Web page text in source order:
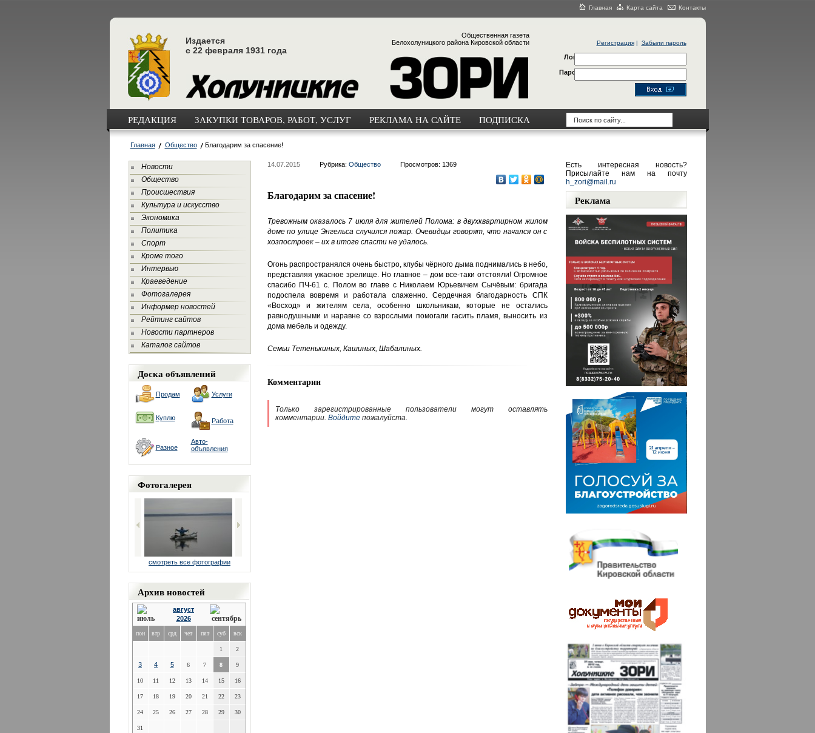
Главная Карта сайта Контакты
Издается
с 22 февраля 1931 года
Общественная газета
Белохолуницкого района Кировской области
Регистрация| Забыли пароль
Логин
Пароль
РЕДАКЦИЯ ЗАКУПКИ ТОВАРОВ, РАБОТ, УСЛУГ РЕКЛАМА НА САЙТЕ ПОДПИСКА
Главная Общество Благодарим за спасение!
Новости
Общество
Происшествия
Культура и искусство
Экономика
Политика
Спорт
Кроме того
Интервью
Краеведение
Фотогалерея
Информер новостей
Рейтинг сайтов
Новости партнеров
Каталог сайтов
Доска объявлений
Продам Услуги
Куплю Работа
Разное
Авто-
объявления
Фотогалерея
смотреть все фотографии
Архив новостей
август
2026
пон втр срд чет пят суб вск
1 2
3 4 5 6 7 8 9
10 11 12 13 14 15 16
17 18 19 20 21 22 23
24 25 26 27 28 29 30
31
14.07.2015 Рубрика: Общество Просмотров: 1369
Благодарим за спасение!
Тревожным оказалось 7 июля для жителей Полома: в двухквартирном жилом
доме по улице Энгельса случился пожар. Очевидцы говорят, что начался он с
хозпостроек – их в итоге спасти не удалось.
Огонь распространялся очень быстро, клубы чёрного дыма поднимались в небо,
представляя ужасное зрелище. Но главное – дом все-таки отстояли! Огромное
спасибо ПЧ-61 с. Полом во главе с Николаем Юрьевичем Сычёвым: бригада
подоспела вовремя и работала слаженно. Сердечная благодарность СПК
«Восход» и жителям села, особенно школьникам, которые не остались
равнодушными и наравне со взрослыми помогали гасить пламя, выносить из
дома мебель и одежду.
Семьи Тетенькиных, Кашиных, Шабалиных.
Комментарии
Только зарегистрированные пользователи могут оставлять
комментарии. Войдитепожалуйста.
Есть интересная новость?
Присылайте нам на почту
h_zori@mail.ru
Реклама